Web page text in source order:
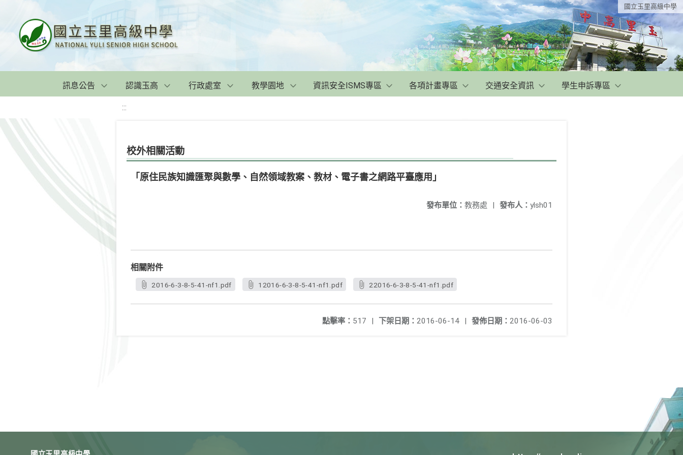
國立玉里高級中學
訊息公告 認識玉高 行政處室 教學園地 資訊安全ISMS專區 各項計畫專區 交通安全資訊 學生申訴專區
:::
校外相關活動
「原住民族知識匯聚與數學、自然領域教案、教材、電子書之網路平臺應用」
發布人： ylsh01
發布單位： 教務處 |
相關附件
2016-6-3-8-5-41-nf1.pdf 12016-6-3-8-5-41-nf1.pdf 22016-6-3-8-5-41-nf1.pdf
發佈日期： 2016-06-03
下架日期： 2016-06-14 |
點擊率： 517 |